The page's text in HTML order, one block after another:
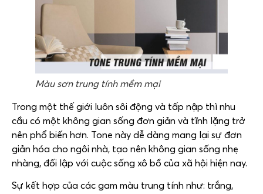
Màu sơn trung tính mềm mại
Trong một thế giới luôn sôi động và tấp nập thì nhu
cầu có một không gian sống đơn giản và tĩnh lặng trở
nên phổ biến hơn. Tone này dễ dàng mang lại sự đơn
giản hóa cho ngôi nhà, tạo nên không gian sống nhẹ
nhàng, đối lập với cuộc sống xô bồ của xã hội hiện nay.
Sự kết hợp của các gam màu trung tính như: trắng,